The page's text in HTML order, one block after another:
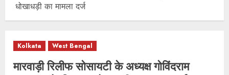
धोखाधड़ी का मामला दर्ज
Kolkata West Bengal
मारवाड़ी रिलीफ सोसायटी के अध्‍यक्ष गोविंदराम